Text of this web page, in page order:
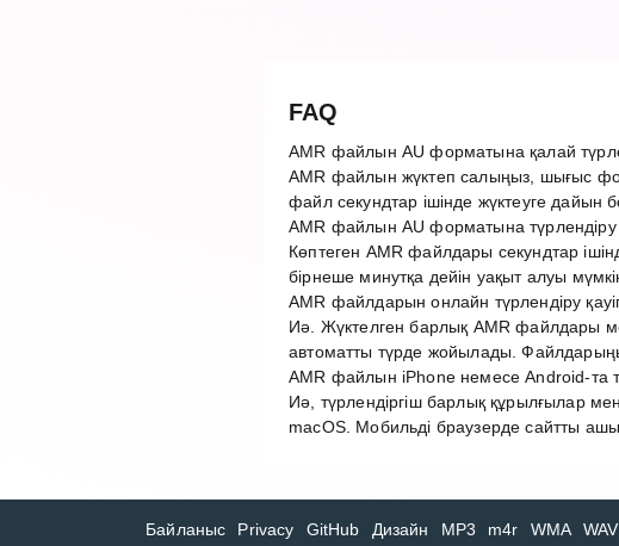
FAQ
AMR файлын AU форматына қалай
AMR файлын жүктеп салыңыз, шығыс
файл секундтар ішінде жүктеуге
AMR файлын AU форматына
Көптеген AMR файлдары секундтар
бірнеше минутқа дейін уақыт алуы
AMR файлдарын онлайн түрлендіру
Иә. Жүктелген барлық AMR файлдары
автоматты түрде жойылады.
AMR файлын iPhone немесе Android-та
Иә, түрлендіргіш барлық құрылғылар
macOS. Мобильді браузерде сайтты
Байланыс Privacy GitHub Дизайн MP3 m4r WMA WAV